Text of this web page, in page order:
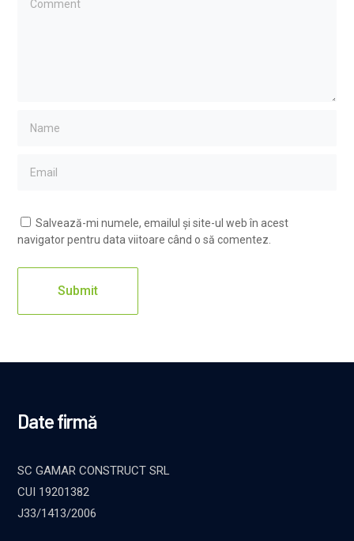
Salvează-mi numele, emailul și site-ul web în acest
navigator pentru data viitoare când o să comentez.
Date firmă
SC GAMAR CONSTRUCT SRL
CUI 19201382
J33/1413/2006